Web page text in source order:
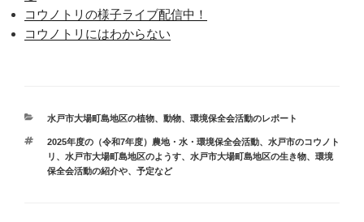
コウノトリの様子ライブ配信中！
コウノトリにはわからない
カ
ゴ
リ
ー
水戸市大場町島地区の植物、動物、 環境保全会活動のレポート
タ
グ
2025年度の（令和7年度）農地・水・環境保全会活動、 水戸市のコウノト
リ 、 水戸市大場町島地区のようす、 水戸市大場町島地区の生き物、 環境
保全会活動の紹介や、予定など